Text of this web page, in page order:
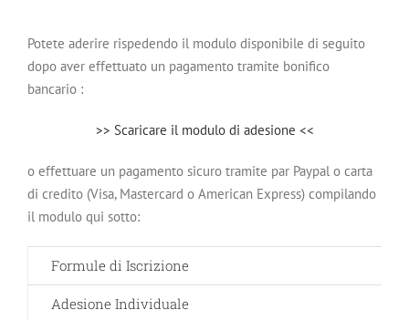
Potete aderire rispedendo il modulo disponibile di seguito
dopo aver effettuato un pagamento tramite bonifico
bancario :
>> Scaricare il modulo di adesione <<
o effettuare un pagamento sicuro tramite par Paypal o carta
di credito (Visa, Mastercard o American Express) compilando
il modulo qui sotto:
Formule di Iscrizione
Adesione Individuale